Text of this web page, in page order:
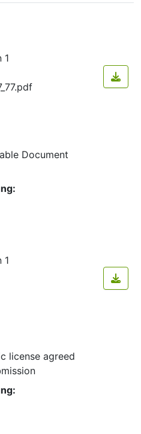
1
Document
1
license agreed